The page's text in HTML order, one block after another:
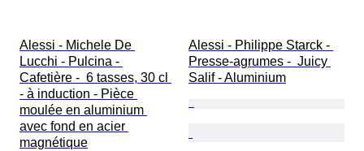
Alessi - Michele De
Lucchi - Pulcina -
Cafetière -  6 tasses, 30 cl
- à induction - Pièce
moulée en aluminium
avec fond en acier
magnétique
Alessi - Philippe Starck -
Presse-agrumes -  Juicy
Salif - Aluminium